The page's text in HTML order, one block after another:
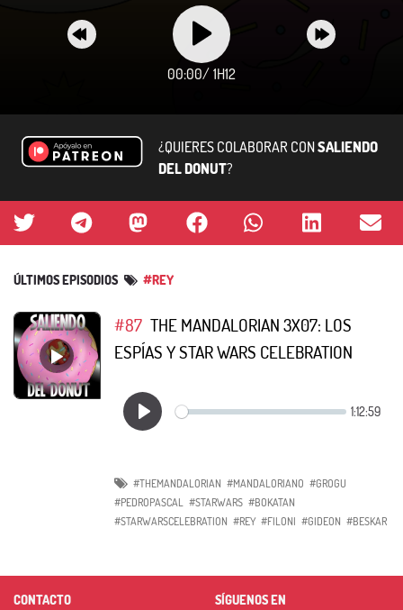
00:00/ 1H12
¿QUIERES COLABORAR CONSALIENDO
DEL DONUT?
ÚLTIMOS EPISODIOS #REY
#87 THE MANDALORIAN 3X07: LOS
ESPÍAS Y STAR WARS CELEBRATION
#THEMANDALORIAN #MANDALORIANO #GROGU
#PEDROPASCAL
#STARWARS #BOKATAN
#STARWARSCELEBRATION #REY #FILONI #GIDEON #BESKAR
CONTACTO SÍGUENOS EN